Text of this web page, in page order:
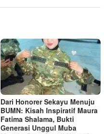
Dari Honorer Sekayu Menuju
BUMN: Kisah Inspiratif Maura
Fatima Shalama, Bukti
Generasi Unggul Muba